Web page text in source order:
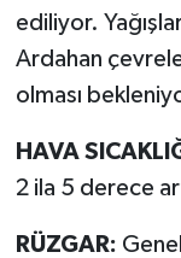
ediliyor.
Ardahan
olması
HAVA
2 ila 5 derece
RÜZGAR: